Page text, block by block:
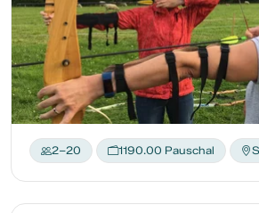
2–20 1190.00 Pauschal